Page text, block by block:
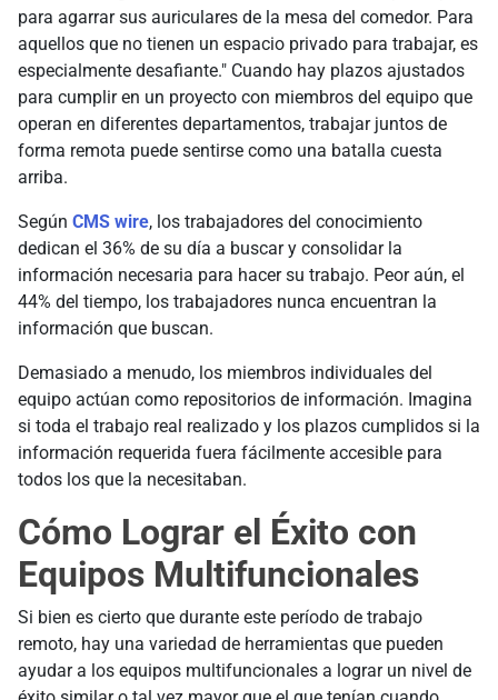
para agarrar sus auriculares de la mesa del comedor. Para
aquellos que no tienen un espacio privado para trabajar, es
especialmente desafiante." Cuando hay plazos ajustados
para cumplir en un proyecto con miembros del equipo que
operan en diferentes departamentos, trabajar juntos de
forma remota puede sentirse como una batalla cuesta
arriba.
Según CMS wire, los trabajadores del conocimiento
dedican el 36% de su día a buscar y consolidar la
información necesaria para hacer su trabajo. Peor aún, el
44% del tiempo, los trabajadores nunca encuentran la
información que buscan.
Demasiado a menudo, los miembros individuales del
equipo actúan como repositorios de información. Imagina
si toda el trabajo real realizado y los plazos cumplidos si la
información requerida fuera fácilmente accesible para
todos los que la necesitaban.
Cómo Lograr el Éxito con
Equipos Multifuncionales
Si bien es cierto que durante este período de trabajo
remoto, hay una variedad de herramientas que pueden
ayudar a los equipos multifuncionales a lograr un nivel de